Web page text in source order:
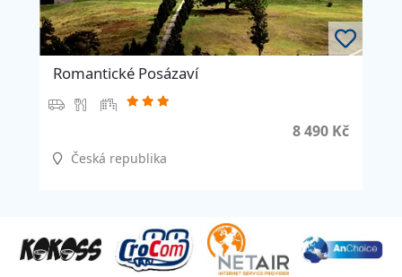
Romantické Posázaví
8 490 Kč
Česká republika